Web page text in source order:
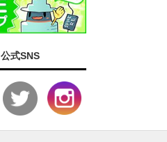
公式SNS